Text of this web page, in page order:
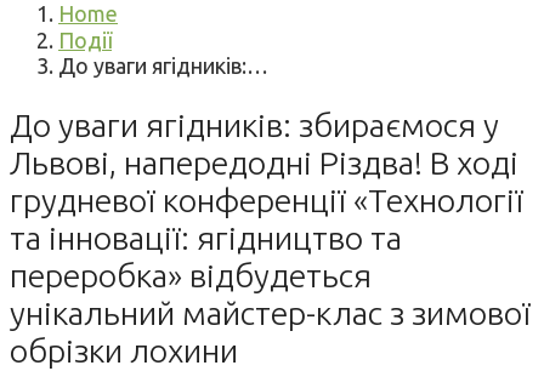
Home
Події
До уваги ягідників:…
До уваги ягідників: збираємося у
Львові, напередодні Різдва! В ході
грудневої конференції «Технології
та інновації: ягідництво та
переробка» відбудеться
унікальний майстер-клас з зимової
обрізки лохини